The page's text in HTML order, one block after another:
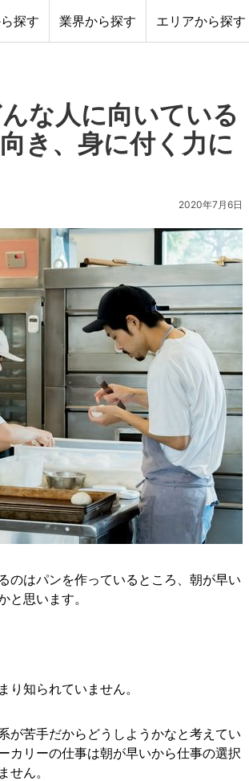
探す 業界から探す エリアから探す
な人に向いている
き、身に付く力に
2020年7月6日
のはパンを作っているところ、朝が早い
と思います。
知られていません。
が苦手だからどうしようかなと考えてい
カリーの仕事は朝が早いから仕事の選択
せん。